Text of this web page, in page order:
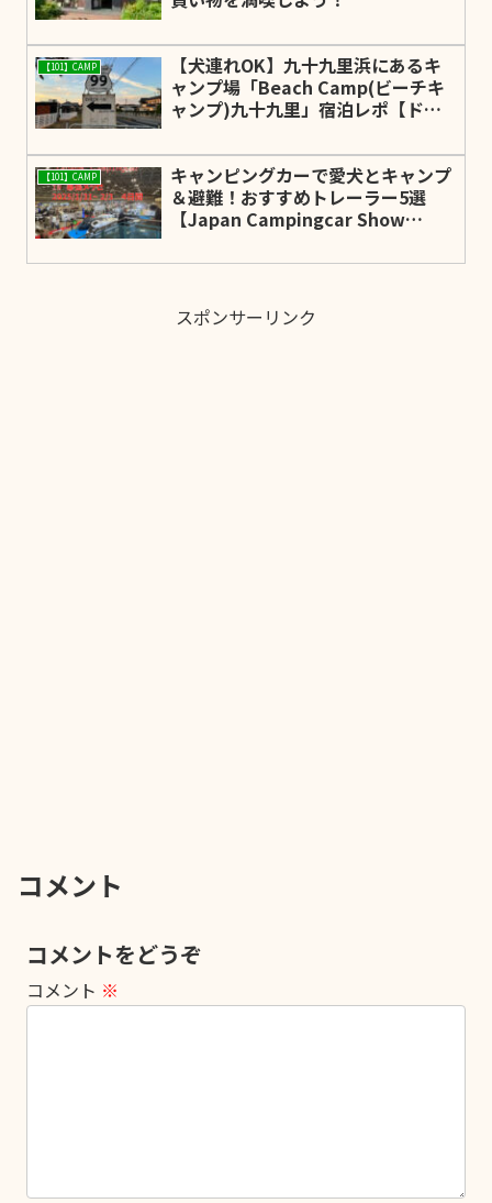
【101】CAMP
【犬連れOK】九十九里浜にあるキ
ャンプ場「Beach Camp(ビーチキ
ャンプ)九十九里」宿泊レポ【ドッ
【101】CAMP
キャンピングカーで愛犬とキャンプ
＆避難！おすすめトレーラー5選
【Japan Campingcar Show
スポンサーリンク
コメント
コメントをどうぞ
コメント ※